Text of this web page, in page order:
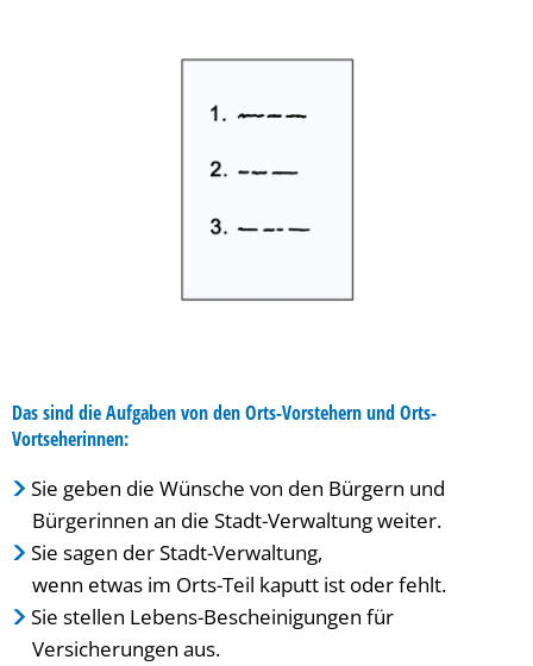
Das sind die Aufgaben von den Orts-Vorstehern und Orts-
Vortseherinnen:
Sie geben die Wünsche von den Bürgern und
Bürgerinnen an die Stadt-Verwaltung weiter.
Sie sagen der Stadt-Verwaltung,
wenn etwas im Orts-Teil kaputt ist oder fehlt.
Sie stellen Lebens-Bescheinigungen für
Versicherungen aus.